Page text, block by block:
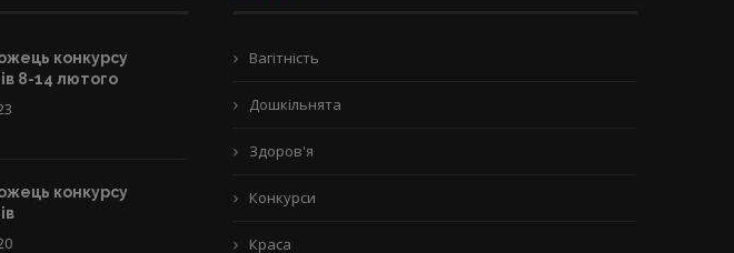
конкурсу
8-14 лютого
конкурсу
Вагітність
Дошкільнята
Здоров'я
Конкурси
Краса